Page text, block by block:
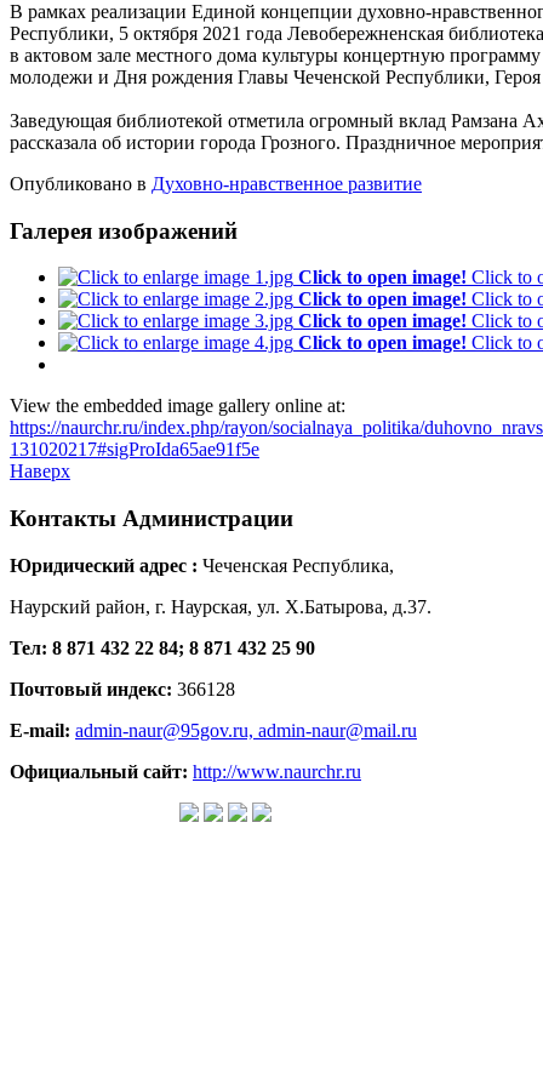
В рамках реализации Единой концепции духовно-
Республики, 5 октября 2021 года Левобережненская
в актовом зале местного дома культуры концертную
молодежи и Дня рождения Главы Чеченской Республики,
Заведующая библиотекой отметила огромный вклад Рамзана
рассказала об истории города Грозного. Праздничное
Опубликовано в Духовно-нравственное развитие
Галерея изображений
Click to open image! Click to
Click to open image! Click to
Click to open image! Click to
Click to open image! Click to
View the embedded image gallery online at:
https://naurchr.ru/index.php/rayon/socialnaya_politika/
131020217#sigProIda65ae91f5e
Наверх
Контакты Администрации
Юридический адрес : Чеченская Республика,
Наурский район, г. Наурская, ул. Х.Батырова, д.37.
Тел: 8 871 432 22 84; 8 871 432 25 90
Почтовый индекс: 366128
E-mail: admin-naur@95gov.ru, admin-naur@mail.ru
Официальный сайт: http://www.naurchr.ru